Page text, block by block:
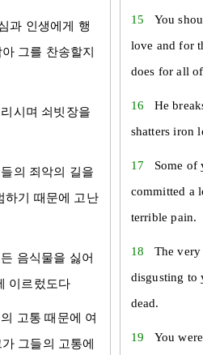
과 인생에게 행
그를 찬송할지
시며 쇠빗장을
의 죄악의 길을
하기 때문에 고난
음식물을 싫어
이르렀도다
고통 때문에 여
그들의 고통에
15 You
love and for
does for all
16 He
shatters iron
17 Some of
committed a
terrible pain.
18 The
disgusting to
dead.
19 You